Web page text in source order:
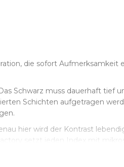
die sofort Aufmerksamkeit
Schwarz muss dauerhaft tief
Schichten aufgetragen
hier wird der Kontrast
setzt jeden Index mit